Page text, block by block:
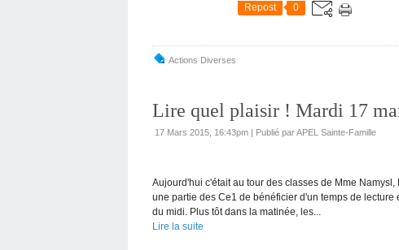
Repost 0
Actions Diverses
Lire quel plaisir ! Mardi 17
17 Mars 2015, 16:43pm | Publié par APEL Sainte-Famille
Aujourd'hui c'était au tour des classes de Mme
une partie des Ce1 de bénéficier d'un temps de
du midi. Plus tôt dans la matinée, les...
Lire la suite